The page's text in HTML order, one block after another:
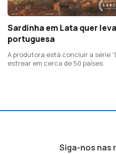
Sardinha em Lata quer
portuguesa
A produtora está concluir a série
estrear em cerca de 50 países
Siga-nos nas